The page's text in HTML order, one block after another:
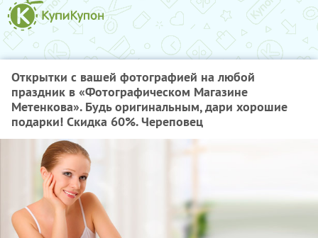
Открытки с вашей фотографией на любой
праздник в «Фотографическом Магазине
Метенкова». Будь оригинальным, дари хорошие
подарки! Скидка 60%. Череповец